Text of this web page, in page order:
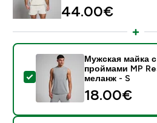
44.00€‎
- Мужская майка с
Мужская майка
проймами MP
меланж - S
18.00€‎